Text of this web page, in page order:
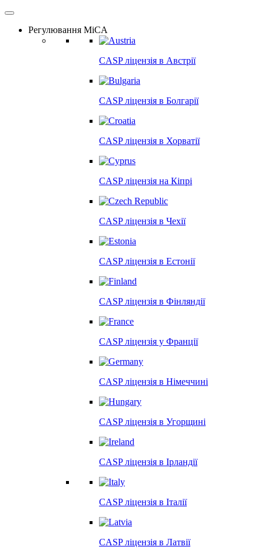
Регулювання MiCA
CASP ліцензія в Австрії
CASP ліцензія в Болгарії
CASP ліцензія в Хорватії
CASP ліцензія на Кіпрі
CASP ліцензія в Чехії
CASP ліцензія в Естонії
CASP ліцензія в Фінляндії
CASP ліцензія у Франції
CASP ліцензія в Німеччині
CASP ліцензія в Угорщині
CASP ліцензія в Ірландії
CASP ліцензія в Італії
CASP ліцензія в Латвії